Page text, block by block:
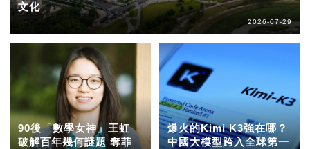
文化
2026-07-29
90後「數學女神」王虹
破解百年幾何謎題 奪菲
爆火的Kimi K3強在哪？
中國大模型跨入全球第一